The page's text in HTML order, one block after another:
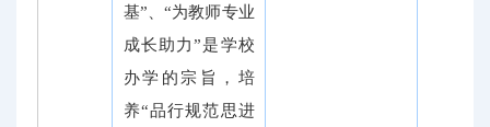
基”、“为教师专业
成长助力”是学校
办学的宗旨，培
养“品行规范思进